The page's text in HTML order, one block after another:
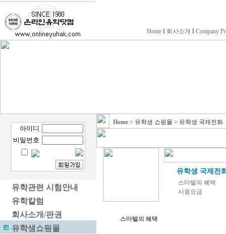
Home I 회사소개 I Company
아이디
비밀번호
유학관련 시험안내
유학칼럼
회사소개/판권
유학생쇼핑몰
Home > 유학생 쇼핑몰 > 유학생 국제전화
유학생 국제전
스마텔의 혜택
사용요금
스마텔의 혜택